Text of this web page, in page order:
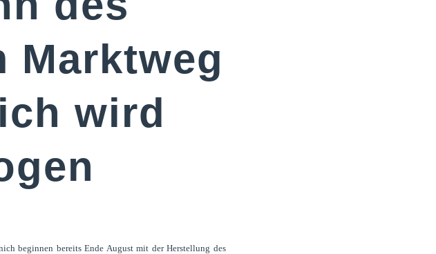
Marktweg
wird
beginnen bereits Ende August mit der Herstellung des